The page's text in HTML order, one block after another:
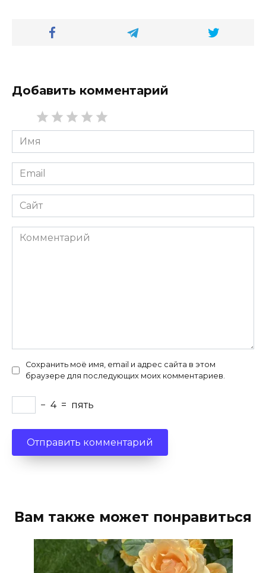
Добавить комментарий
Имя
*
Email
*
Сайт
Комментарий
Сохранить моё имя, email и адрес сайта в этом
браузере для последующих моих комментариев.
− 4 = пять
Вам также может понравиться